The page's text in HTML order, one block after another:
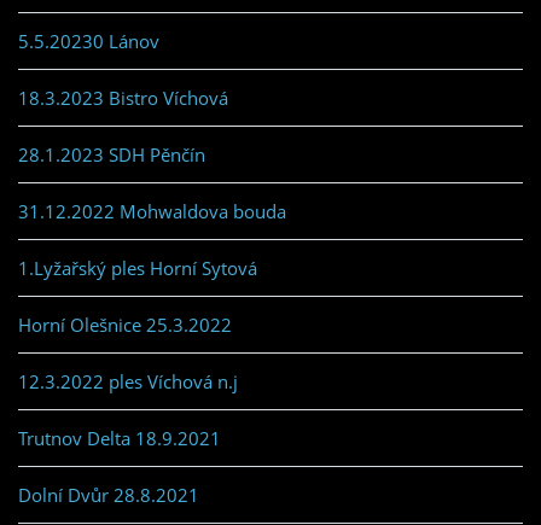
5.5.20230 Lánov
18.3.2023 Bistro Víchová
28.1.2023 SDH Pěnčín
31.12.2022 Mohwaldova bouda
1.Lyžařský ples Horní Sytová
Horní Olešnice 25.3.2022
12.3.2022 ples Víchová n.j
Trutnov Delta 18.9.2021
Dolní Dvůr 28.8.2021